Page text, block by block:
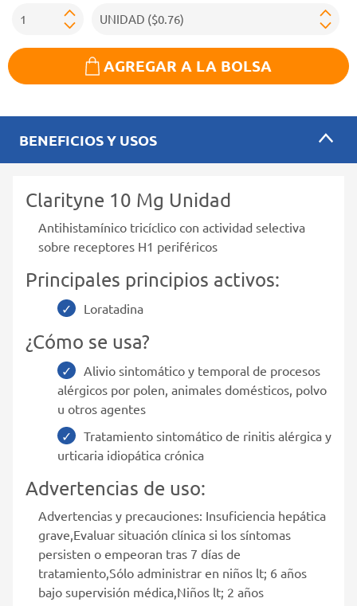
AGREGAR A LA BOLSA
BENEFICIOS Y USOS
Clarityne 10 Mg Unidad
Antihistamínico tricíclico con actividad selectiva
sobre receptores H1 periféricos
Principales principios activos:
Loratadina
¿Cómo se usa?
Alivio sintomático y temporal de procesos
alérgicos por polen, animales domésticos, polvo
u otros agentes
Tratamiento sintomático de rinitis alérgica y
urticaria idiopática crónica
Advertencias de uso:
Advertencias y precauciones: Insuficiencia hepática
grave,Evaluar situación clínica si los síntomas
persisten o empeoran tras 7 días de
tratamiento,Sólo administrar en niños lt; 6 años
bajo supervisión médica,Niños lt; 2 años